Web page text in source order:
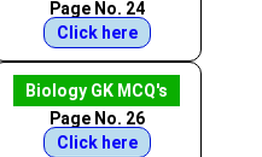
Page No. 24
Click here
Biology GK MCQ's
Page No. 26
Click here